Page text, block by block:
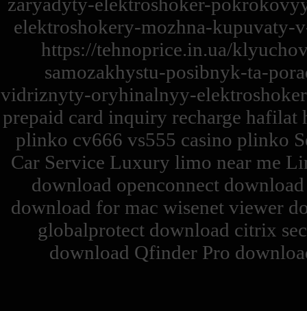
elektroshokery-mozhna-
https://tehnoprice.in.ua/
samozakhystu-posibnyk-ta-
vidriznyty-oryhinalnyy-
prepaid card inquiry recharge
plinko cv666 vs555 casino plinko
Car Service Luxury limo near me
download openconnect
download for mac wisenet viewer
globalprotect download citrix
download Qfinder Pro